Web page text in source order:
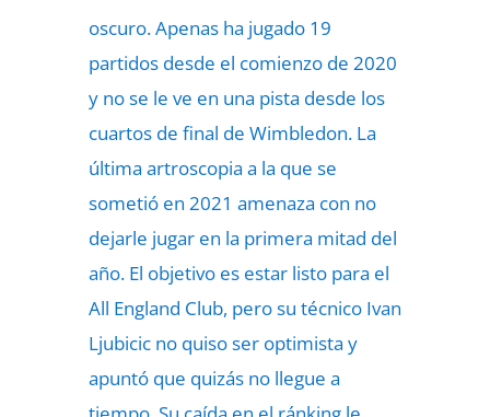
oscuro. Apenas ha jugado 19
partidos desde el comienzo de 2020
y no se le ve en una pista desde los
cuartos de final de Wimbledon. La
última artroscopia a la que se
sometió en 2021 amenaza con no
dejarle jugar en la primera mitad del
año. El objetivo es estar listo para el
All England Club, pero su técnico Ivan
Ljubicic no quiso ser optimista y
apuntó que quizás no llegue a